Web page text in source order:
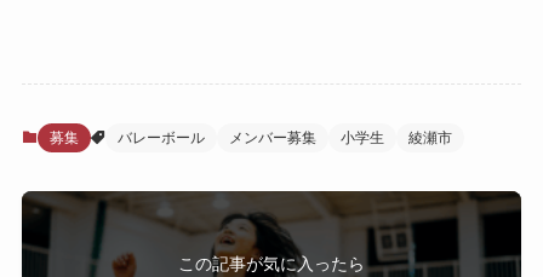
募集 バレーボール メンバー募集 小学生 綾瀬市
この記事が気に入ったら